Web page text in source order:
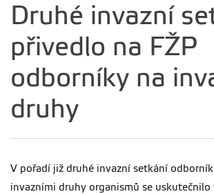
Druhé invazní
přivedlo na FŽP
odborníky na
druhy
V pořadí již druhé invazní setkání
invazními druhy organismů se